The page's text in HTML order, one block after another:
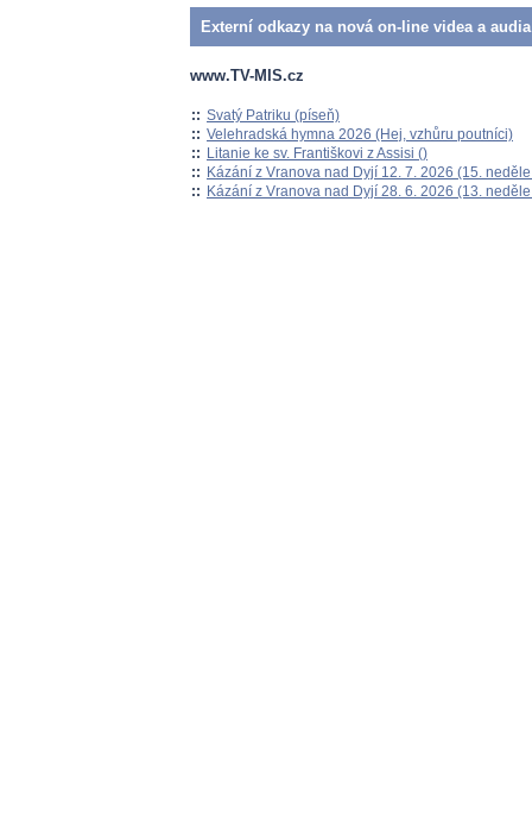
Externí odkazy na nová on-line videa a
www.TV-MIS.cz
:: Svatý Patriku (píseň)
:: Velehradská hymna 2026 (Hej, vzhůru poutníci)
:: Litanie ke sv. Františkovi z Assisi ()
:: Kázání z Vranova nad Dyjí 12. 7. 2026 (15.
:: Kázání z Vranova nad Dyjí 28. 6. 2026 (13.